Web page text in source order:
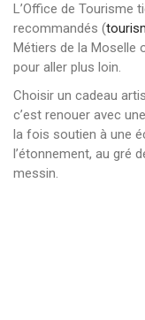
L’Office de Tourisme
recommandés (
Métiers de la Moselle
pour aller plus loin.
Choisir un cadeau
c’est renouer avec
la fois soutien à une
l’étonnement, au gré
messin.